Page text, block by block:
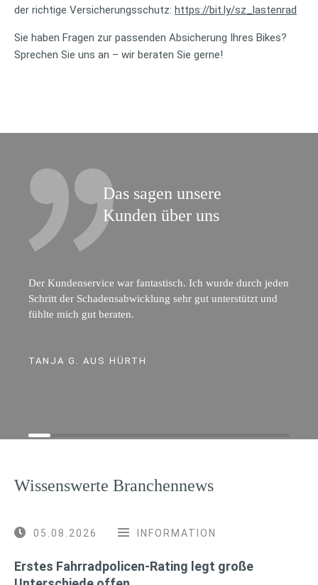
der richtige Versicherungsschutz: https://bit.ly/sz_lastenrad
Sie haben Fragen zur passenden Absicherung Ihres Bikes?
Sprechen Sie uns an – wir beraten Sie gerne!
Das sagen unsere
Kunden über uns
Der Kundenservice war fantastisch. Ich wurde durch jeden
Schritt der Schadensabwicklung sehr gut unterstützt und
fühlte mich gut beraten.
TANJA G. AUS HÜRTH
Wissenswerte Branchennews
05.08.2026 INFORMATION
Erstes Fahrradpolicen-Rating legt große